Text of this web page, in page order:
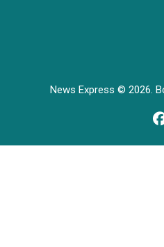
News Express © 2026.